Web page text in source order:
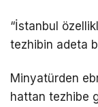
“İstanbul
tezhibin adeta
Minyatürden
hattan tezhibe